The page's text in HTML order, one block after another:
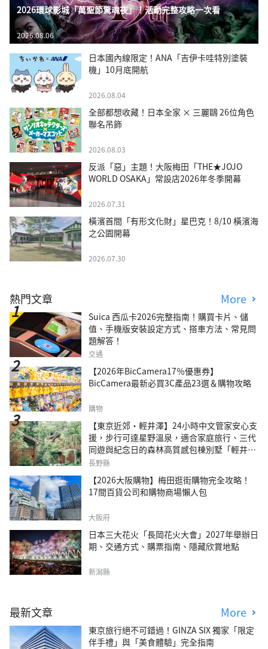
2026環球影城「萬聖節驚魂夜」！活動完整攻略一次看
2026.08.06
日本國內線限定！ANA「吉伊卡哇特別塗裝
機」10月底開航
2026.08.04
全部都想收藏！日本全家 × 三麗鷗 26位角色
聯名吊飾
2026.08.03
反派「惡」主題！大阪梅田「THE★JOJO
WORLD OSAKA」常設店2026年冬季開幕
2026.07.31
橫濱首間「有形文化財」星巴克！8/10 橫濱海
之公園開幕
2026.07.30
熱門文章 More
Suica 西瓜卡2026完整指南！購買卡片、儲
值、手機版安裝設定方式、搭車方法、常見問
題解答！
交通
【2026年BicCamera17％優惠券】
BicCamera最新必買3C產品23選＆購物攻略
購物
【東京近郊・輕井澤】24小時中文管家安心支
援，步行可達星野溫泉，適合家庭旅行、三代
同遊與紀念日的森林高質感包棟別墅「輕井澤
森四季VILLA」
長野縣
【2026大阪購物】梅田逛街購物完全攻略！
17間百貨公司和購物商場懶人包
大阪府
日本三大花火「長岡花火大會」2027年舉辦日
期、交通方式、購票指南、隱藏欣賞地點
新潟縣
最新文章 More
東京旅行絕不可錯過！GINZA SIX 獨家「限定
伴手禮」與「美食體驗」完全指南